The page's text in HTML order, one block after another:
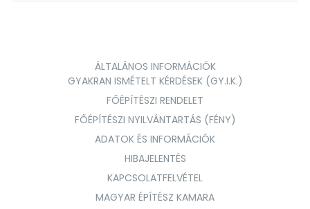
ÁLTALÁNOS INFORMÁCIÓK
GYAKRAN ISMÉTELT KÉRDÉSEK (GY.I.K.)
FŐÉPÍTÉSZI RENDELET
FŐÉPÍTÉSZI NYILVÁNTARTÁS (FÉNY)
ADATOK ÉS INFORMÁCIÓK
HIBAJELENTÉS
KAPCSOLATFELVÉTEL
MAGYAR ÉPÍTÉSZ KAMARA